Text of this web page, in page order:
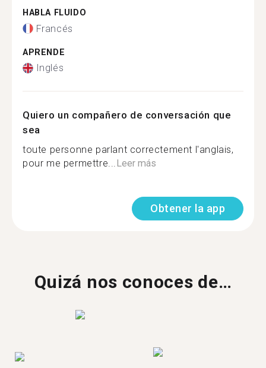
HABLA FLUIDO
Francés
APRENDE
Inglés
Quiero un compañero de conversación que
sea
toute personne parlant correctement l'anglais,
pour me permettre...Leer más
Obtener la app
Quizá nos conoces de…